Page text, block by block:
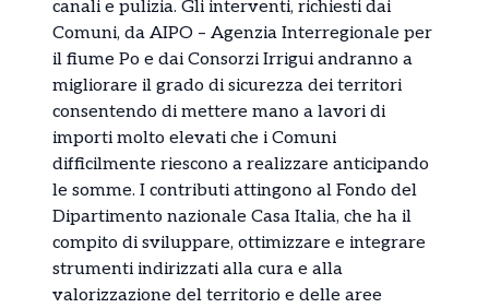
canali e pulizia. Gli interventi, richiesti dai
Comuni, da AIPO – Agenzia Interregionale per
il fiume Po e dai Consorzi Irrigui andranno a
migliorare il grado di sicurezza dei territori
consentendo di mettere mano a lavori di
importi molto elevati che i Comuni
difficilmente riescono a realizzare anticipando
le somme. I contributi attingono al Fondo del
Dipartimento nazionale Casa Italia, che ha il
compito di sviluppare, ottimizzare e integrare
strumenti indirizzati alla cura e alla
valorizzazione del territorio e delle aree